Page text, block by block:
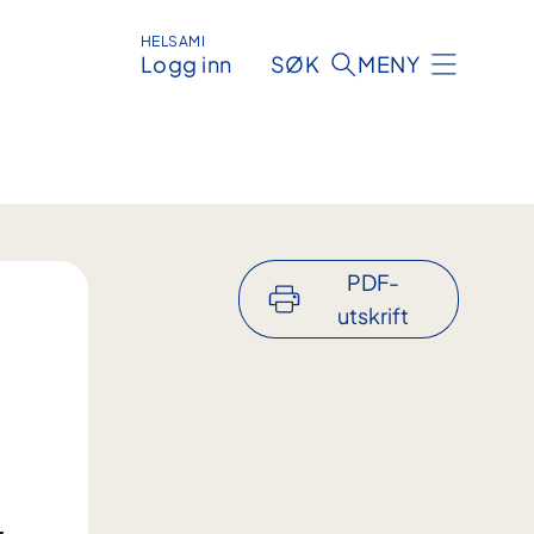
HELSAMI
Logg inn SØK MENY
PDF-
utskrift